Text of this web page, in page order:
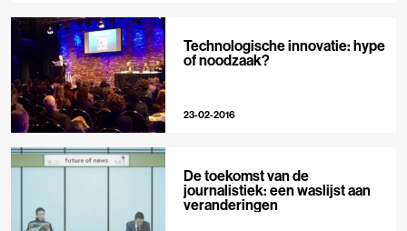
Technologische innovatie: hype
of noodzaak?
23-02-2016
De toekomst van de
journalistiek: een waslijst aan
veranderingen